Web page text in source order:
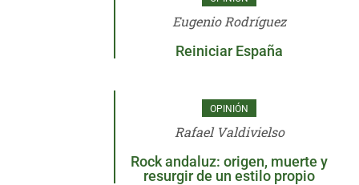
Eugenio Rodríguez
Reiniciar España
OPINIÓN
Rafael Valdivielso
Rock andaluz: origen, muerte y
resurgir de un estilo propio